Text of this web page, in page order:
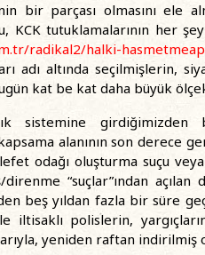
parçası olmasını ele
KCK tutuklamalarının her
radikal2/halki-
adı altında seçilmişlerin,
kat be kat daha büyük
sistemine girdiğimizden
alanının son derece
odağı oluşturma suçu
direnme “suçlar”ından
beş yıldan fazla bir süre
iltisaklı polislerin,
yeniden raftan indirilmiş